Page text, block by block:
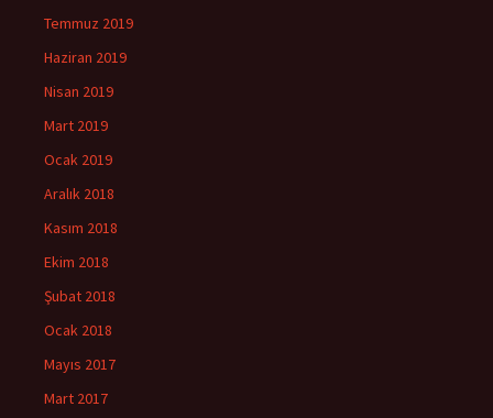
Temmuz 2019
Haziran 2019
Nisan 2019
Mart 2019
Ocak 2019
Aralık 2018
Kasım 2018
Ekim 2018
Şubat 2018
Ocak 2018
Mayıs 2017
Mart 2017